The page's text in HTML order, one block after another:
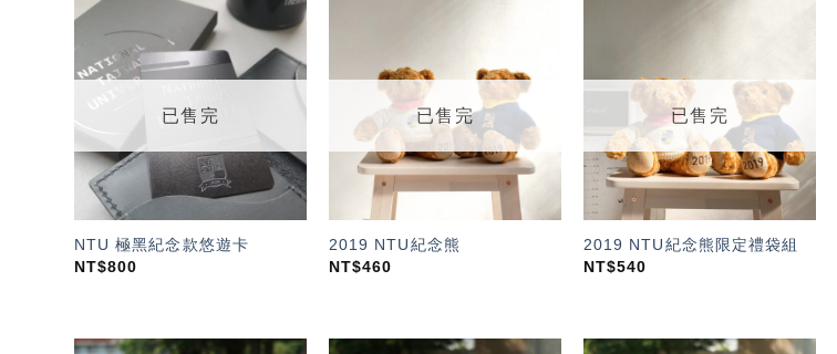
加入
「願
望輕
已售完
NTU 極黑紀念款悠遊卡
NT$800
望輕
單」
已售完
2019 NTU紀念熊
NT$460
望輕
單」
已售完
2019 NTU紀念熊限定禮袋組
NT$540